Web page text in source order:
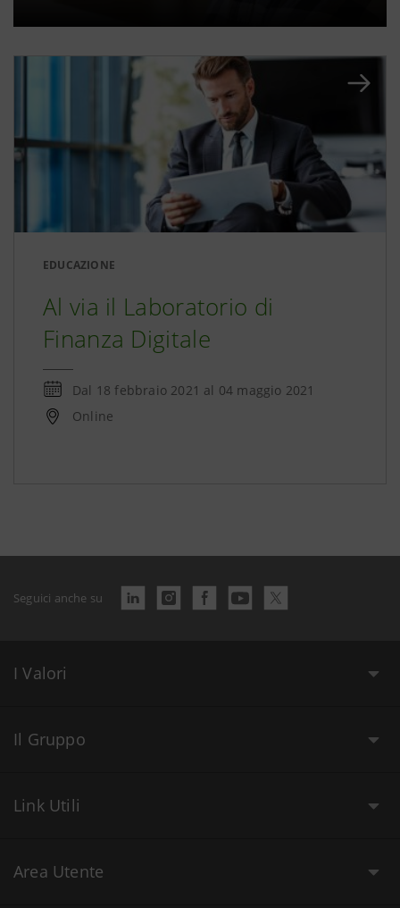
EDUCAZIONE
Al via il Laboratorio di
Finanza Digitale
Dal 18 febbraio 2021 al 04 maggio 2021
Online
Seguici anche su
I Valori
Il Gruppo
Link Utili
Area Utente